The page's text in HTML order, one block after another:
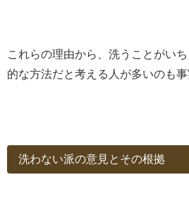
これらの理由から、洗うことがい
的な方法だと考える人が多いのも事
洗わない派の意見とその根拠